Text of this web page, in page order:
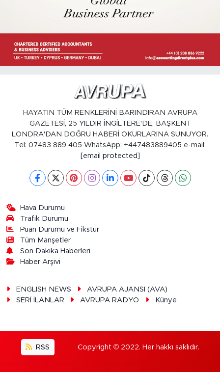
HAYATIN TÜM RENKLERİNİ BARINDIRAN AVRUPA
GAZETESİ, 25 YILDIR İNGİLTERE'DE, BAŞKENT
LONDRA'DAN DOĞRU HABERİ OKURLARINA SUNUYOR.
Tel: 07483 889 405 WhatsApp: +447483889405 e-mail:
[email protected]
Hava Durumu
Trafik Durumu
Puan Durumu ve Fikstür
Tüm Manşetler
Son Dakika Haberleri
Haber Arşivi
ENGLISH NEWS
AVRUPA AJANSI (AVA)
SERİ İLANLAR
AVRUPA RADYO Künye
RSS Copyright © 2022. Her hakkı saklıdır.